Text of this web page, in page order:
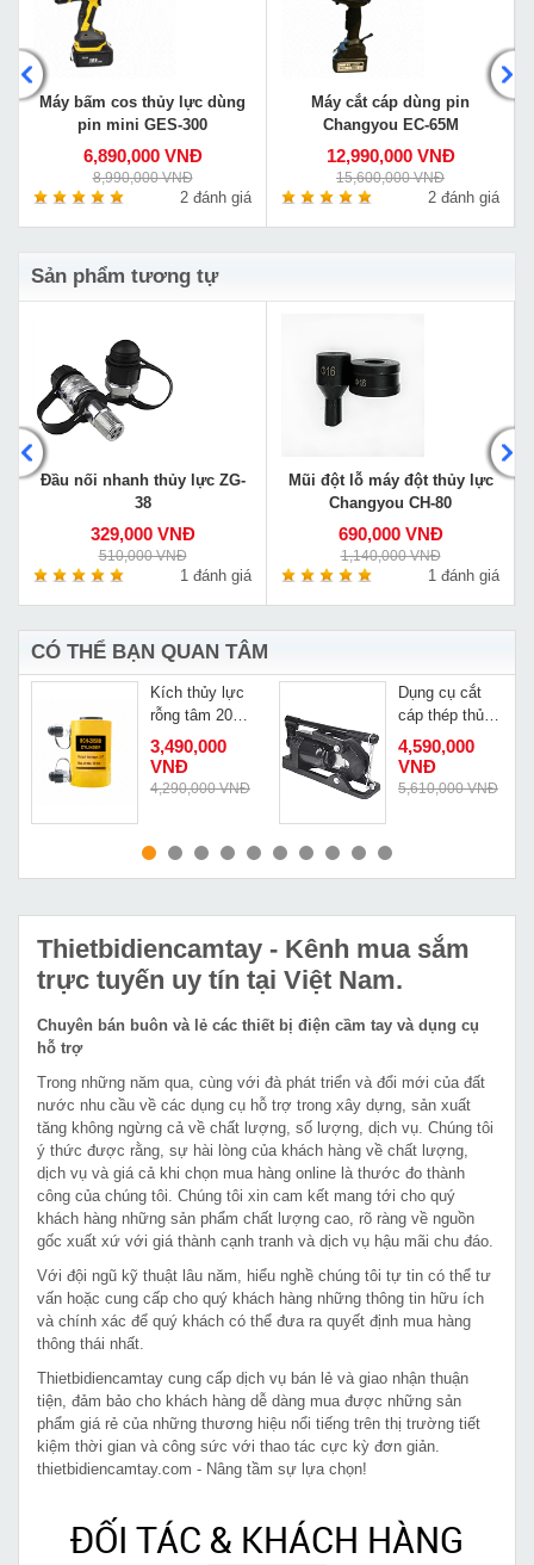
Máy bấm cos thủy lực dùng
pin mini GES-300
6,890,000 VNĐ
8,990,000 VNĐ
2 đánh giá
Máy cắt cáp dùng pin
Changyou EC-65M
12,990,000 VNĐ
15,600,000 VNĐ
2 đánh giá
Sản phẩm tương tự
Đầu nối nhanh thủy lực ZG-
38
329,000 VNĐ
510,000 VNĐ
1 đánh giá
Mũi đột lỗ máy đột thủy lực
Changyou CH-80
690,000 VNĐ
1,140,000 VNĐ
1 đánh giá
CÓ THỂ BẠN QUAN TÂM
MUA NGAY
Kích thủy lực
rỗng tâm 20
tấn 2 chiều
Changyou
RCH-2050D
3,490,000
VNĐ
4,290,000 VNĐ
MUA NGAY
Dụng cụ cắt
cáp thép thủy
lực Changyou
QY-30
4,590,000
VNĐ
5,610,000 VNĐ
Thietbidiencamtay - Kênh mua sắm
trực tuyến uy tín tại Việt Nam.
Chuyên bán buôn và lẻ các thiết bị điện cầm tay và dụng cụ
hỗ trợ
Trong những năm qua, cùng với đà phát triển và đổi mới của đất
nước nhu cầu về các dụng cụ hỗ trợ trong xây dựng, sản xuất
tăng không ngừng cả về chất lượng, số lượng, dịch vụ. Chúng tôi
ý thức được rằng, sự hài lòng của khách hàng về chất lượng,
dịch vụ và giá cả khi chọn mua hàng online là thước đo thành
công của chúng tôi. Chúng tôi xin cam kết mang tới cho quý
khách hàng những sản phẩm chất lượng cao, rõ ràng về nguồn
gốc xuất xứ với giá thành cạnh tranh và dịch vụ hậu mãi chu đáo.
Với đội ngũ kỹ thuật lâu năm, hiểu nghề chúng tôi tự tin có thể tư
vấn hoặc cung cấp cho quý khách hàng những thông tin hữu ích
và chính xác để quý khách có thể đưa ra quyết định mua hàng
thông thái nhất.
Thietbidiencamtay cung cấp dịch vụ bán lẻ và giao nhận thuận
tiện, đảm bảo cho khách hàng dễ dàng mua được những sản
phẩm giá rẻ của những thương hiệu nổi tiếng trên thị trường tiết
kiệm thời gian và công sức với thao tác cực kỳ đơn giản.
thietbidiencamtay.com - Nâng tầm sự lựa chọn!
ĐỐI TÁC & KHÁCH HÀNG